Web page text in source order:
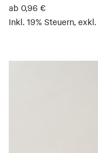
ab 0,96 €
Inkl. 19% Steuern, exkl.